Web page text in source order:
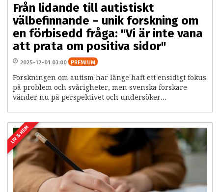
Från lidande till autistiskt
välbefinnande – unik forskning om
en förbisedd fråga: "Vi är inte vana
att prata om positiva sidor"
2025-12-01 03:00 PREMIUM
Forskningen om autism har länge haft ett ensidigt fokus
på problem och svårigheter, men svenska forskare
vänder nu på perspektivet och undersöker...
LIV & HEM